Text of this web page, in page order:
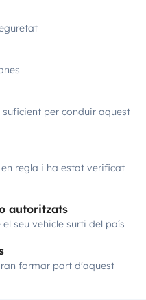
suficient per conduir aquest
regla i ha estat verificat
autoritzats
seu vehicle surti del país
formar part d'aquest